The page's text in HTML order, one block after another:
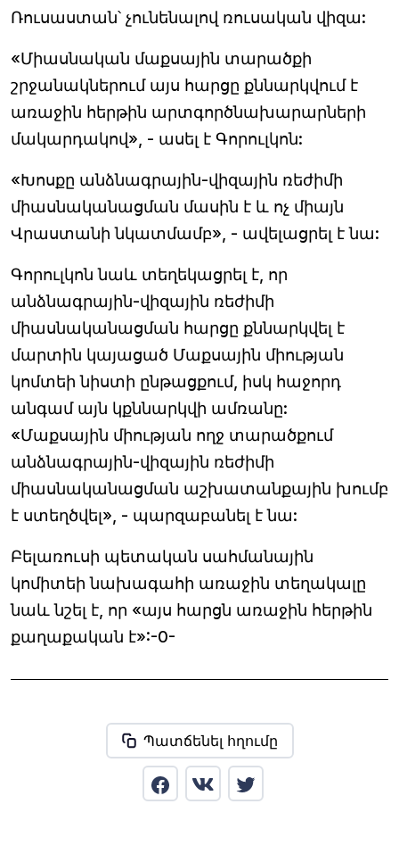
Ռուսաստան՝ չունենալով ռուսական վիզա:
«Միասնական մաքսային տարածքի
շրջանակներում այս հարցը քննարկվում է
առաջին հերթին արտգործնախարարների
մակարդակով», - ասել է Գորուլկոն:
«Խոսքը անձնագրային-վիզային ռեժիմի
միասնականացման մասին է և ոչ միայն
Վրաստանի նկատմամբ», - ավելացրել է նա:
Գորուլկոն նաև տեղեկացրել է, որ
անձնագրային-վիզային ռեժիմի
միասնականացման հարցը քննարկվել է
մարտին կայացած Մաքսային միության
կոմտեի նիստի ընթացքում, իսկ հաջորդ
անգամ այն կքննարկվի ամռանը:
«Մաքսային միության ողջ տարածքում
անձնագրային-վիզային ռեժիմի
միասնականացման աշխատանքային խումբ
է ստեղծվել», - պարզաբանել է նա:
Բելառուսի պետական սահմանային
կոմիտեի նախագահի առաջին տեղակալը
նաև նշել է, որ «այս հարցն առաջին հերթին
քաղաքական է»:-0-
Պատճենել հղումը